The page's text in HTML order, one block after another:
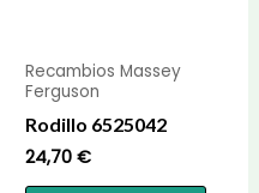
Recambios Massey
Ferguson
Rodillo 6525042
24,70€